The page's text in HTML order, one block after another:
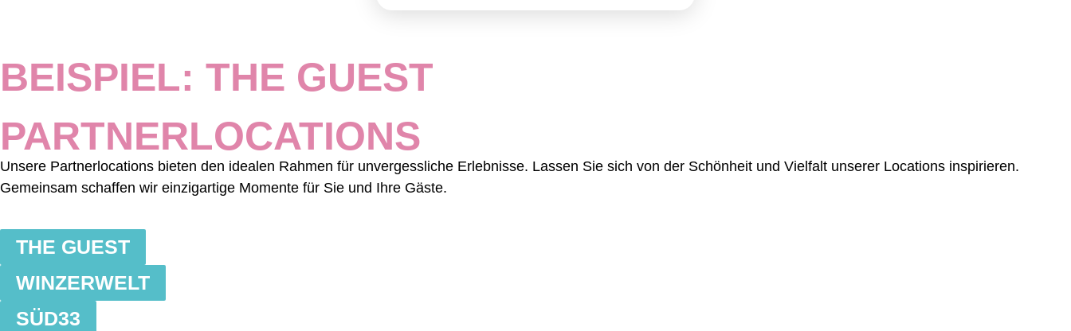
BEISPIEL: THE GUEST
PARTNERLOCATIONS
Unsere Partnerlocations bieten den idealen Rahmen für unvergessliche Erlebnisse. Lassen Sie sich von der Schönheit und Vielfalt unserer Locations inspirieren.
Gemeinsam schaffen wir einzigartige Momente für Sie und Ihre Gäste.
THE GUEST
WINZERWELT
SÜD33